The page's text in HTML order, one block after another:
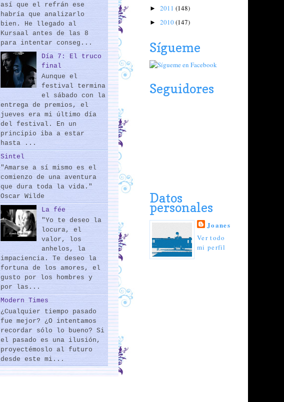
así que el refrán ese
habría que analizarlo
bien. He llegado al
Kursaal antes de las 8
para intentar conseg...
Día 7: El truco
final
Aunque el
festival termina
el sábado con la
entrega de premios, el
jueves era mi último día
del festival. En un
principio iba a estar
hasta ...
Sintel
"Amarse a sí mismo es el
comienzo de una aventura
que dura toda la vida."
Oscar Wilde
La fée
"Yo te deseo la
locura, el
valor, los
anhelos, la
impaciencia. Te deseo la
fortuna de los amores, el
gusto por los hombres y
por las...
Modern Times
¿Cualquier tiempo pasado
fue mejor? ¿O intentamos
recordar sólo lo bueno? Si
el pasado es una ilusión,
proyectémoslo al futuro
desde este mi...
► 2011 (148)
► 2010(147)
Sígueme
Seguidores
Datos
personales
Joanes
Ver todo
mi perfil